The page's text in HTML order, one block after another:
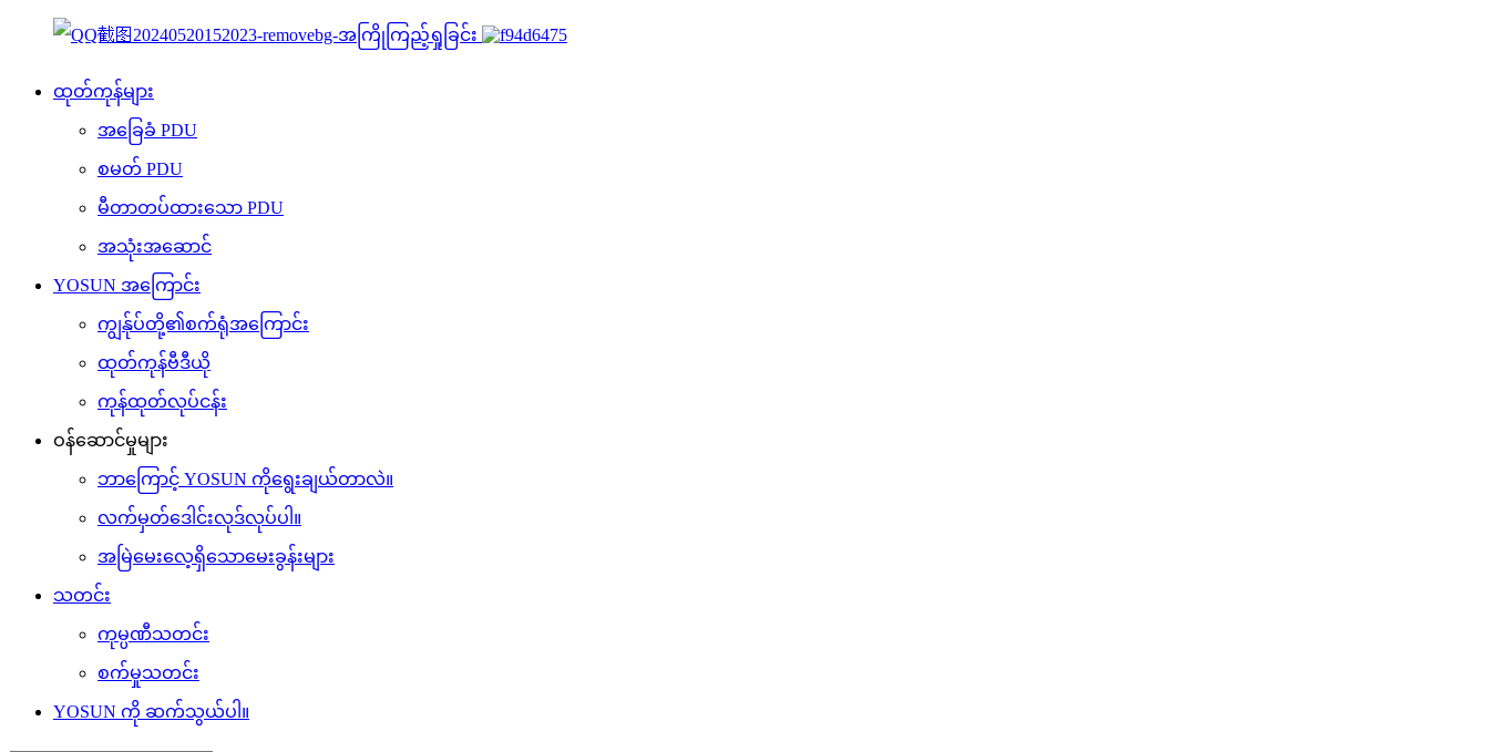
ထုတ်ကုန်များ
အခြေခံ PDU
စမတ် PDU
မီတာတပ်ထားသော PDU
အသုံးအဆောင်
YOSUN အကြောင်း
ကျွန်ုပ်တို့၏စက်ရုံအကြောင်း
ထုတ်ကုန်ဗီဒီယို
ကုန်ထုတ်လုပ်ငန်း
ဝန်ဆောင်မှုများ
ဘာကြောင့် YOSUN ကိုရွေးချယ်တာလဲ။
လက်မှတ်ဒေါင်းလုဒ်လုပ်ပါ။
အမြဲမေးလေ့ရှိသောမေးခွန်းများ
သတင်း
ကုမ္ပဏီသတင်း
စက်မှုသတင်း
YOSUN ကို ဆက်သွယ်ပါ။